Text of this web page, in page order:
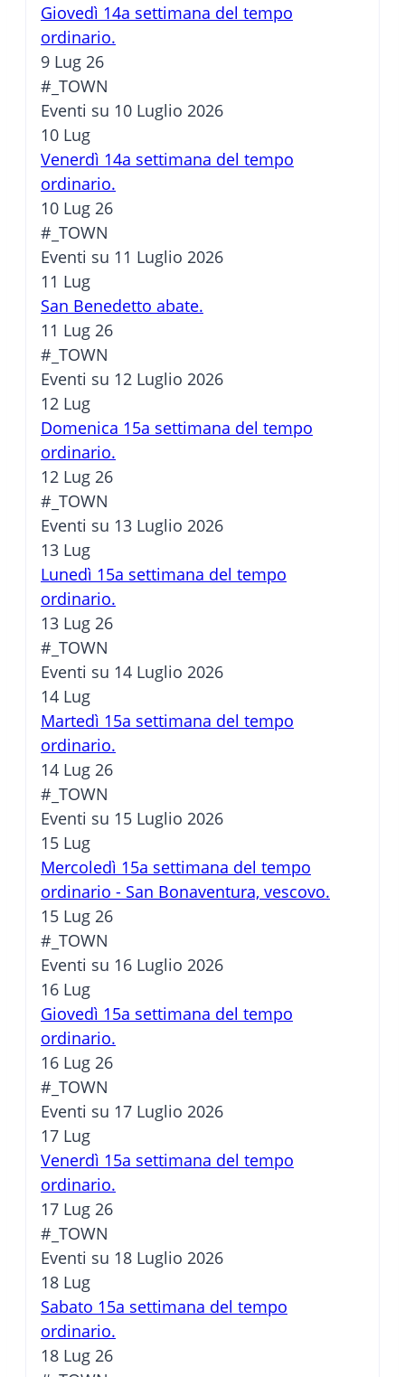
Giovedì 14a settimana del tempo
ordinario.
9 Lug 26
#_TOWN
Eventi su 10 Luglio 2026
10 Lug
Venerdì 14a settimana del tempo
ordinario.
10 Lug 26
#_TOWN
Eventi su 11 Luglio 2026
11 Lug
San Benedetto abate.
11 Lug 26
#_TOWN
Eventi su 12 Luglio 2026
12 Lug
Domenica 15a settimana del tempo
ordinario.
12 Lug 26
#_TOWN
Eventi su 13 Luglio 2026
13 Lug
Lunedì 15a settimana del tempo
ordinario.
13 Lug 26
#_TOWN
Eventi su 14 Luglio 2026
14 Lug
Martedì 15a settimana del tempo
ordinario.
14 Lug 26
#_TOWN
Eventi su 15 Luglio 2026
15 Lug
Mercoledì 15a settimana del tempo
ordinario - San Bonaventura, vescovo.
15 Lug 26
#_TOWN
Eventi su 16 Luglio 2026
16 Lug
Giovedì 15a settimana del tempo
ordinario.
16 Lug 26
#_TOWN
Eventi su 17 Luglio 2026
17 Lug
Venerdì 15a settimana del tempo
ordinario.
17 Lug 26
#_TOWN
Eventi su 18 Luglio 2026
18 Lug
Sabato 15a settimana del tempo
ordinario.
18 Lug 26